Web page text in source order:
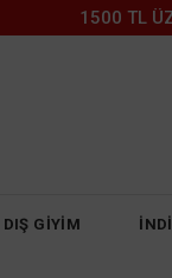
1500 TL ÜZERİ
DIŞ GİYİM